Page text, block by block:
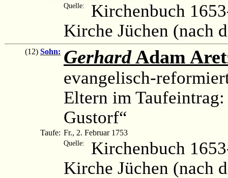
Quelle:
Kirchenbuch
Kirche Jüchen (nach
(12) Sohn: GerhardAdam
evangelisch-
Eltern im Taufeintrag:
Gustorf“
Taufe: Fr., 2. Februar 1753
Quelle:
Kirchenbuch
Kirche Jüchen (nach